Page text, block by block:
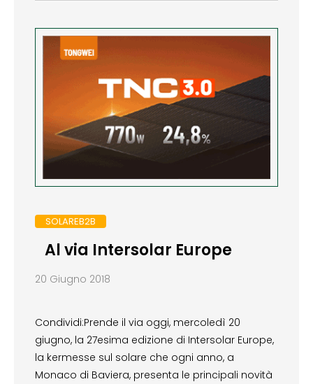
SOLAREB2B
Al via Intersolar Europe
20 Giugno 2018
Condividi:Prende il via oggi, mercoledì 20
giugno, la 27esima edizione di Intersolar Europe,
la kermesse sul solare che ogni anno, a
Monaco di Baviera, presenta le principali novità